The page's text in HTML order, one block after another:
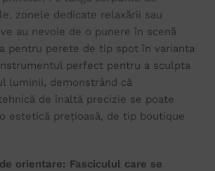
zonele dedicate relaxării sau
au nevoie de o punere în scenă
pentru perete de tip spot în varianta
perfect pentru a sculpta
luminii, demonstrând că
de înaltă precizie se poate
estetică prețioasă, de tip boutique
orientare: Fasciculul care se